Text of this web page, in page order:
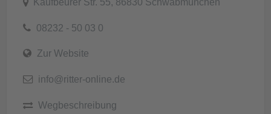
08232 - 50 03 0
Zur Website
info@ritter-online.de
Wegbeschreibung